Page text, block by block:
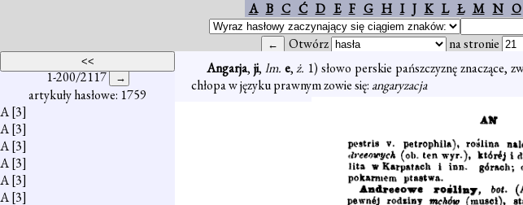
A B C Ć D E F G H I J K L Ł M N O
Otwórz na stronie
1-200/2117
artykuły hasłowe: 1759
A[3]
A[3]
A[3]
A[3]
A[3]
A[3]
Angarja, ji, lm. e,ż. 1) słowo perskie pańszczyznę znaczące,
chłopa w języku prawnym zowie się: angaryzacja